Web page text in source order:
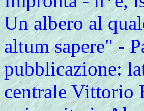
Un albero al
altum sapere" -
pubblicazione:
centrale Vittorio